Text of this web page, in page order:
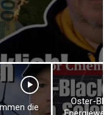
die
Oster-